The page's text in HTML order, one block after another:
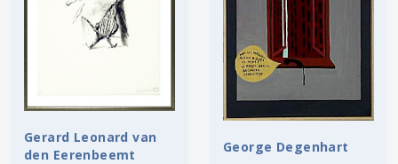
Gerard Leonard van
den Eerenbeemt
George Degenhart